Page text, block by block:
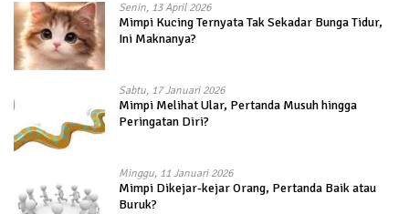
Senin, 13 April 2026
Mimpi Kucing Ternyata Tak Sekadar Bunga Tidur,
Ini Maknanya?
Sabtu, 17 Januari 2026
Mimpi Melihat Ular, Pertanda Musuh hingga
Peringatan Diri?
Minggu, 11 Januari 2026
Mimpi Dikejar-kejar Orang, Pertanda Baik atau
Buruk?